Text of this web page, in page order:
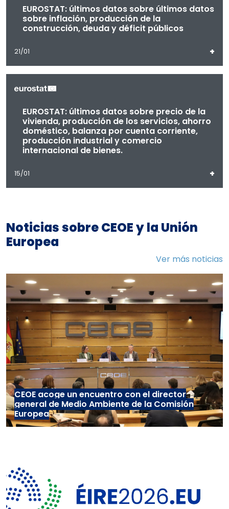
EUROSTAT: últimos datos sobre últimos datos
sobre inflación, producción de la
construcción, deuda y déficit públicos
21/01 +
EUROSTAT: últimos datos sobre precio de la
vivienda, producción de los servicios, ahorro
doméstico, balanza por cuenta corriente,
producción industrial y comercio
internacional de bienes.
15/01 +
Noticias sobre CEOE y la Unión
Europea
Ver más noticias
CEOE acoge un encuentro con el director
general de Medio Ambiente de la Comisión
Europea